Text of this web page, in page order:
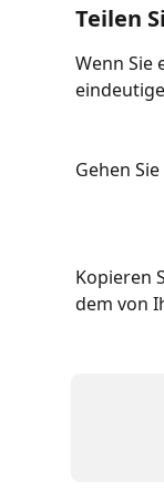
Teilen
Wenn Sie
Gehen Sie
Kopieren
dem von